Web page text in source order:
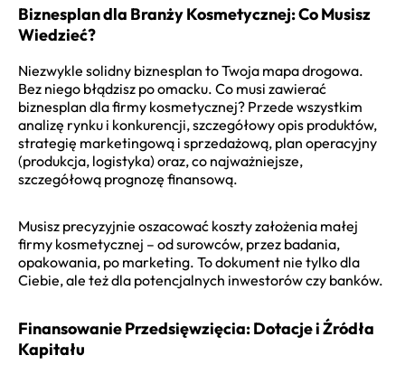
Biznesplan dla Branży Kosmetycznej: Co Musisz
Wiedzieć?
Niezwykle solidny biznesplan to Twoja mapa drogowa.
Bez niego błądzisz po omacku. Co musi zawierać
biznesplan dla firmy kosmetycznej? Przede wszystkim
analizę rynku i konkurencji, szczegółowy opis produktów,
strategię marketingową i sprzedażową, plan operacyjny
(produkcja, logistyka) oraz, co najważniejsze,
szczegółową prognozę finansową.
Musisz precyzyjnie oszacować koszty założenia małej
firmy kosmetycznej – od surowców, przez badania,
opakowania, po marketing. To dokument nie tylko dla
Ciebie, ale też dla potencjalnych inwestorów czy banków.
Finansowanie Przedsięwzięcia: Dotacje i Źródła
Kapitału